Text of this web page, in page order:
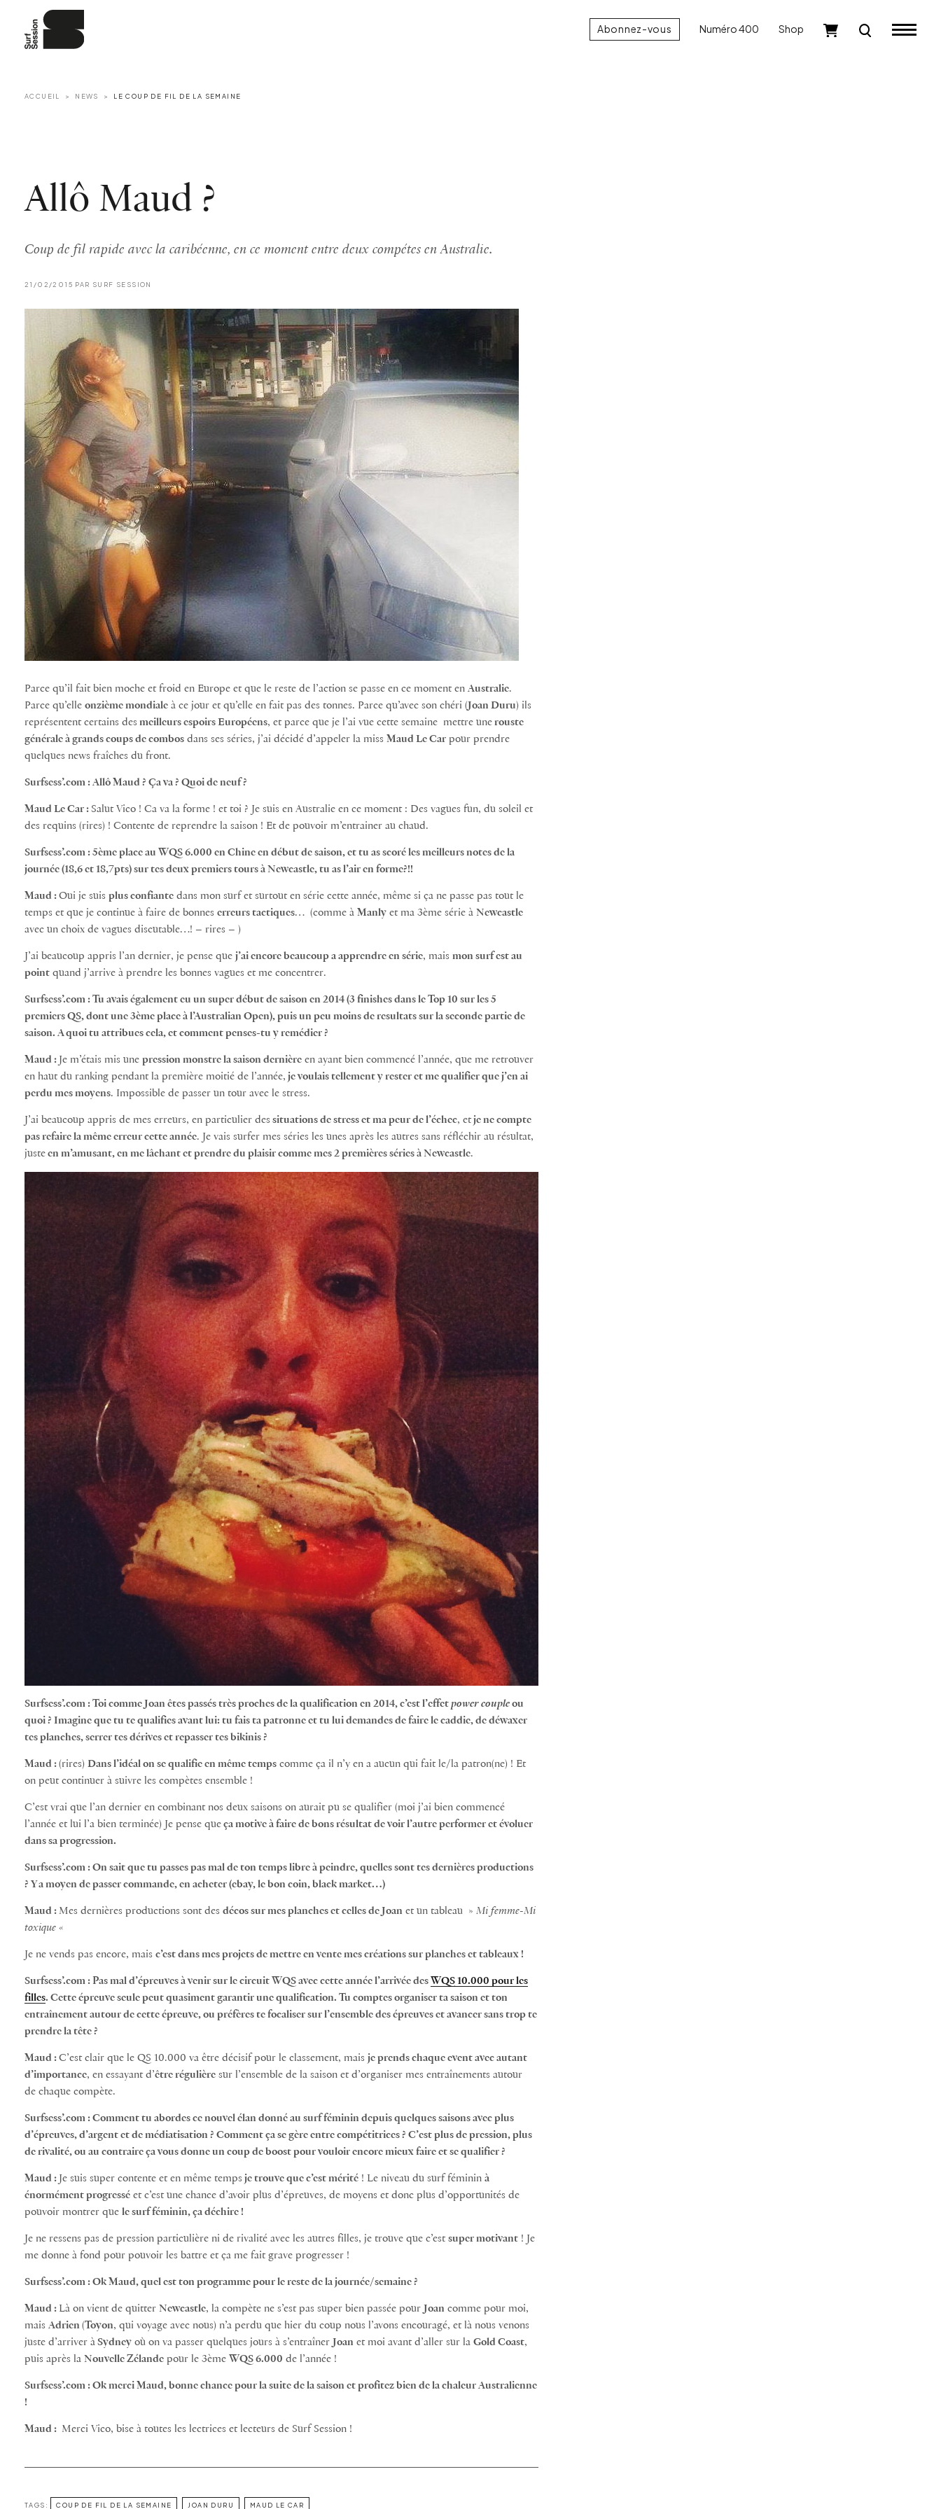
Abonnez-vous Numéro 400 Shop
ACCUEIL NEWS LE COUP DE FIL DE LA SEMAINE
Allô Maud ?
Coup de fil rapide avec la caribéenne, en ce moment entre deux compétes en Australie.
21/02/2015 PAR SURF SESSION
Parce qu’il fait bien moche et froid en Europe et que le reste de l’action se passe en ce moment en Australie.
Parce qu’elle onzième mondiale à ce jour et qu’elle en fait pas des tonnes. Parce qu’avec son chéri (Joan Duru) ils
représentent certains des meilleurs espoirs Européens, et parce que je l’ai vue cette semaine mettre unerouste
générale à grands coups de combos dans ses séries, j’ai décidé d’appeler la miss Maud Le Car pour prendre
quelques news fraîches du front.
Surfsess’.com : Allô Maud ? Ça va ? Quoi de neuf ?
Maud Le Car :Salut Vico ! Ca va la forme ! et toi ? Je suis en Australie en ce moment : Des vagues fun, du soleil et
des requins (rires) ! Contente de reprendre la saison ! Et de pouvoir m’entrainer au chaud.
Surfsess’.com : 5ème place au WQS 6.000 en Chine en début de saison, et tu as scoré les meilleurs notes de la
journée (18,6 et 18,7pts) sur tes deux premiers tours à Newcastle, tu as l’air en forme?!!
Maud :Oui je suis plus confiante dans mon surf et surtout en série cette année, même si ça ne passe pas tout le
temps et que je continue à faire de bonnes erreurs tactiques… (comme à Manly et ma 3ème série à Newcastle
avec un choix de vagues discutable…! – rires – )
J’ai beaucoup appris l’an dernier, je pense que j’ai encore beaucoup a apprendre en série, mais mon surf est au
point quand j’arrive à prendre les bonnes vagues et me concentrer.
Surfsess’.com : Tu avais également eu un super début de saison en 2014 (3 finishes dans le Top 10 sur les 5
premiers QS, dont une 3ème place à l’Australian Open), puis un peu moins de resultats sur la seconde partie de
saison. A quoi tu attribues cela, et comment penses-tu y remédier ?
Maud : Je m’étais mis une pression monstre la saison dernière en ayant bien commencé l’année, que me retrouver
en haut du ranking pendant la première moitié de l’année, je voulais tellement y rester et me qualifier que j’en ai
perdu mes moyens. Impossible de passer un tour avec le stress.
J’ai beaucoup appris de mes erreurs, en particulier des situations de stress et ma peur de l’échec, etje ne compte
pas refaire la même erreur cette année. Je vais surfer mes séries les unes après les autres sans réfléchir au résultat,
justeen m’amusant, en me lâchant et prendre du plaisir comme mes 2 premières séries à Newcastle.
Surfsess’.com : Toi comme Joan êtes passés très proches de la qualification en 2014, c’est l’effetpower coupleou
quoi ? Imagine que tu te qualifies avant lui: tu fais ta patronne et tu lui demandes de faire le caddie, de déwaxer
tes planches, serrer tes dérives et repasser tes bikinis ?
Maud :(rires) Dans l’idéal on se qualifie en même temps comme ça il n’y en a aucun qui fait le/la patron(ne) ! Et
on peut continuer à suivre les compètes ensemble !
C’est vrai que l’an dernier en combinant nos deux saisons on aurait pu se qualifier (moi j’ai bien commencé
l’année et lui l’a bien terminée) Je pense queça motive à faire de bons résultat de voir l’autre performer et évoluer
dans sa progression.
Surfsess’.com : On sait que tu passes pas mal de ton temps libre à peindre, quelles sont tes dernières productions
? Y a moyen de passer commande, en acheter (ebay, le bon coin, black market…)
Maud :Mes dernières productions sont des décos sur mes planches et celles de Joan et un tableau » Mi femme-Mi
toxique «
Je ne vends pas encore, mais c’est dans mes projets de mettre en vente mes créations sur planches et tableaux !
Surfsess’.com : Pas mal d’épreuves à venir sur le circuit WQS avec cette année l’arrivée des WQS 10.000 pour les
filles. Cette épreuve seule peut quasiment garantir une qualification. Tu comptes organiser ta saison et ton
entraînement autour de cette épreuve, ou préfères te focaliser sur l’ensemble des épreuves et avancer sans trop te
prendre la tête ?
Maud :C’est clair que le QS 10.000 va être décisif pour le classement, mais je prends chaque event avec autant
d’importance, en essayant d’être régulière sur l’ensemble de la saison et d’organiser mes entraînements autour
de chaque compète.
Surfsess’.com : Comment tu abordes ce nouvel élan donné au surf féminin depuis quelques saisons avec plus
d’épreuves, d’argent et de médiatisation ? Comment ça se gère entre compétitrices ? C’est plus de pression, plus
de rivalité, ou au contraire ça vous donne un coup de boost pour vouloir encore mieux faire et se qualifier ?
Maud : Je suis super contente et en même temps je trouve que c’est mérité ! Le niveau du surf féminin à
énormément progressé et c’est une chance d’avoir plus d’épreuves, de moyens et donc plus d’opportunités de
pouvoir montrer que le surf féminin, ça déchire !
Je ne ressens pas de pression particulière ni de rivalité avec les autres filles, je trouve que c’estsuper motivant ! Je
me donne à fond pour pouvoir les battre et ça me fait grave progresser !
Surfsess’.com : Ok Maud, quel est ton programme pour le reste de la journée/semaine ?
Maud : Là on vient de quitter Newcastle, la compète ne s’est pas super bien passée pour Joan comme pour moi,
mais Adrien (Toyon, qui voyage avec nous) n’a perdu que hier du coup nous l’avons encouragé, et là nous venons
juste d’arriver àSydney où on va passer quelques jours à s’entraîner Joan et moi avant d’aller sur la Gold Coast,
puis après la Nouvelle Zélande pour le 3ème WQS 6.000 de l’année !
Surfsess’.com : Ok merci Maud, bonne chance pour la suite de la saison et profitez bien de la chaleur Australienne
!
Maud : Merci Vico, bise à toutes les lectrices et lecteurs de Surf Session !
TAGS: COUP DE FIL DE LA SEMAINE JOAN DURU MAUD LE CAR